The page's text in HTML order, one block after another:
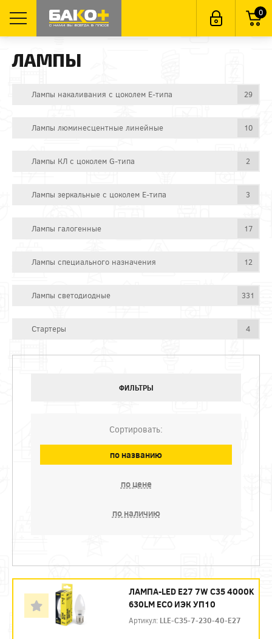
0
ЛАМПЫ
Лампы накаливания с цоколем E-типа 29
Лампы люминесцентные линейные 10
Лампы КЛ с цоколем G-типа 2
Лампы зеркальные с цоколем E-типа 3
Лампы галогенные 17
Лампы специального назначения 12
Лампы светодиодные 331
Стартеры 4
ФИЛЬТРЫ
Сортировать:
по названию
по цене
по наличию
ЛАМПА-LED E27 7W C35 4000K
630LM ECO ИЭК УП10
Артикул: LLE-C35-7-230-40-E27